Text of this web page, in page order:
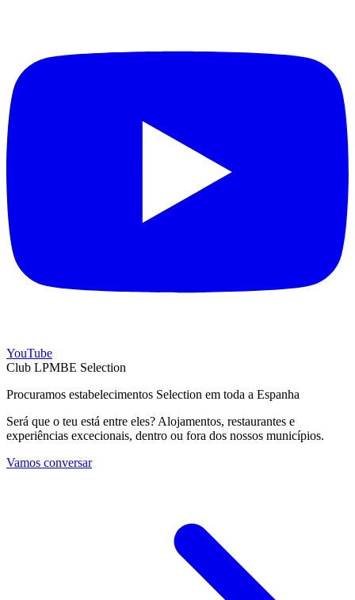
YouTube
Club LPMBE Selection
Procuramos estabelecimentos Selection em toda a Espanha
Será que o teu está entre eles? Alojamentos, restaurantes e
experiências excecionais, dentro ou fora dos nossos municípios.
Vamos conversar